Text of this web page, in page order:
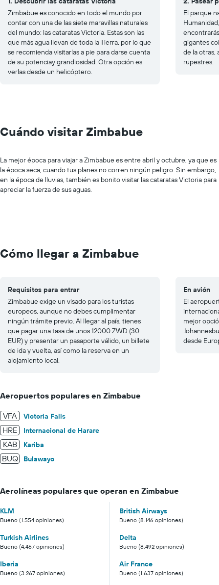
Zimbabue es conocido en todo el mundo por
contar con una de las siete maravillas naturales
del mundo: las cataratas Victoria. Estas son las
que más agua llevan de toda la Tierra, por lo que
se recomienda visitarlas a pie para darse cuenta
de su potenciay grandiosidad. Otra opción es
verlas desde un helicóptero.
El parque
gigantes
de la otras,
rupestres.
Cuándo visitar Zimbabue
La mejor época para viajar a Zimbabue es entre abril y octubre, ya que es
la época seca, cuando tus planes no corren ningún peligro. Sin embargo,
en la época de lluvias, también es bonito visitar las cataratas Victoria para
apreciar la fuerza de sus aguas.
Cómo llegar a Zimbabue
Requisitos para entrar
Zimbabue exige un visado para los turistas
europeos, aunque no debes cumplimentar
ningún trámite previo. Al llegar al país, tienes
que pagar una tasa de unos 12000 ZWD (30
EUR) y presentar un pasaporte válido, un billete
de ida y vuelta, así como la reserva en un
alojamiento local.
En avión
El
mejor
desde
Aeropuertos populares en Zimbabue
VFA Victoria Falls
HRE Internacional de Harare
KAB Kariba
BUQ Bulawayo
Aerolíneas populares que operan en Zimbabue
KLM
Bueno (1.554 opiniones)
British Airways
Bueno (8.146 opiniones)
Turkish Airlines
Bueno (4.467 opiniones)
Delta
Bueno (8.492 opiniones)
Iberia
Bueno (3.267 opiniones)
Air France
Bueno (1.637 opiniones)